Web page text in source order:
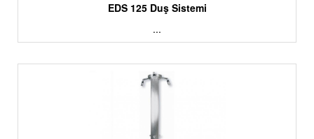
EDS 125 Duş Sistemi
...